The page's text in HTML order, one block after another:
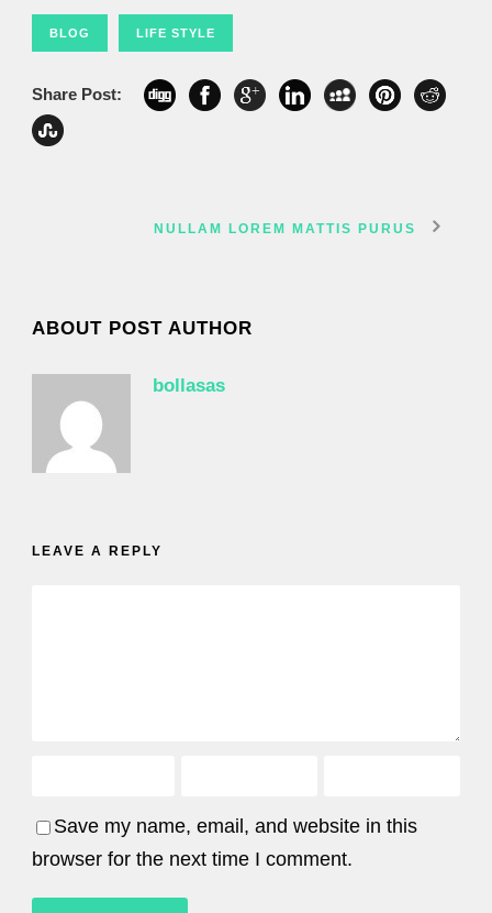
BLOG LIFE STYLE
Share Post:
NULLAM LOREM MATTIS PURUS
ABOUT POST AUTHOR
bollasas
LEAVE A REPLY
Save my name, email, and website in this
browser for the next time I comment.